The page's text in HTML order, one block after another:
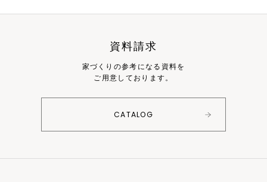
資料請求
家づくりの参考になる資料を
ご用意しております。
CATALOG